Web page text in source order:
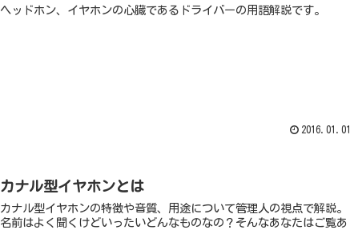
ヘッドホン、イヤホンの心臓であるドライバーの用語解説です。
2016.01.01
カナル型イヤホンとは
カナル型イヤホンの特徴や音質、用途について管理人の視点で解説。
名前はよく聞くけどいったいどんなものなの？そんなあなたはご覧あ